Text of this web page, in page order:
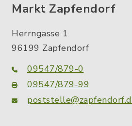
Markt Zapfendorf
Herrngasse 1
96199 Zapfendorf
09547/879-0
09547/879-99